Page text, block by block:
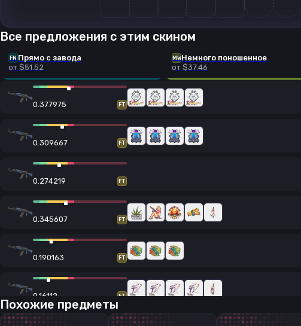
Все предложения с этим скином
FN Прямо с завода
от $51.52
MWНемного поношенное
от $37.46
0.377975 FT
0.309667 FT
0.274219 FT
0.345607 FT
0.190163 FT
0.16112 FT
Похожие предметы